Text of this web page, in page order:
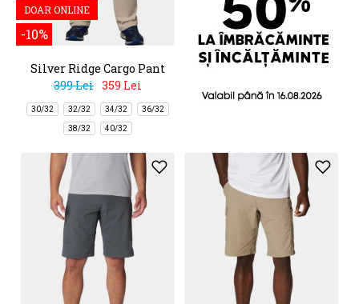
DOAR ONLINE
-10%
Silver Ridge Cargo Pant
399 Lei 359 Lei
30/32 32/32 34/32 36/32
38/32 40/32